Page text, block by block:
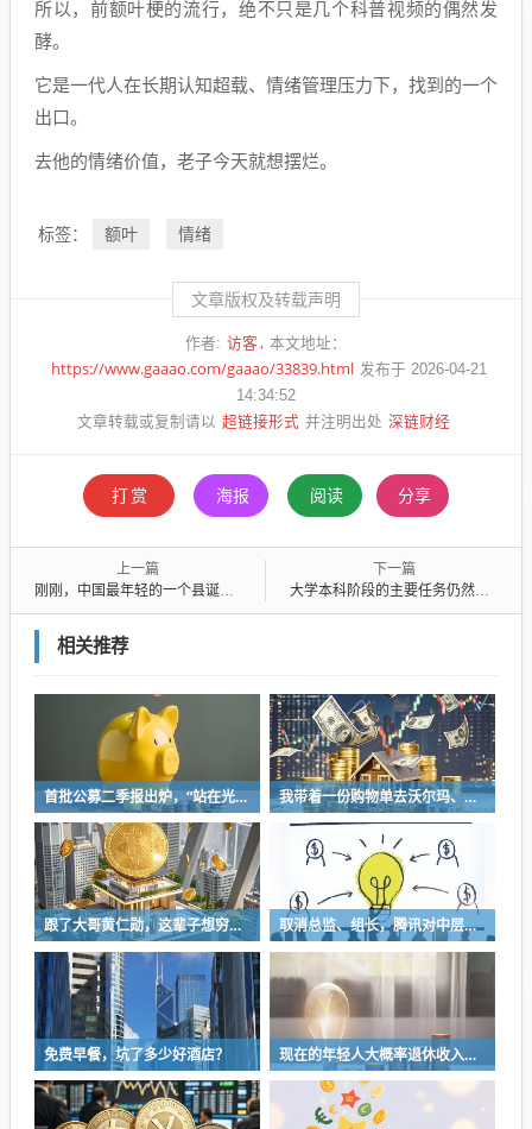
所以，前额叶梗的流行，绝不只是几个科普视频的偶然发
酵。
它是一代人在长期认知超载、情绪管理压力下，找到的一个
出口。
去他的情绪价值，老子今天就想摆烂。
标签： 额叶 情绪
文章版权及转载声明
作者: 访客 本文地址：
https://www.gaaao.com/gaaao/33839.html 发布于 2026-04-21
14:34:52
文章转载或复制请以 超链接形式 并注明出处 深链财经
打赏 海报 阅读 分享
上一篇
刚刚，中国最年轻的一个县诞生了，什么信号？
下一篇
大学本科阶段的主要任务仍然是打基础，所谓的“专业”离实际很远
相关推荐
首批公募二季报出炉，“站在光里”赢麻了，有基金大幅加仓中际旭创、新易盛 我带着一份购物单去沃尔玛、克罗格和亚马逊作价格对比，在完成购物后，赢家是…
跟了大哥黄仁勋，这辈子想穷也难了 取消总监、组长，腾讯对中层下手了
免费早餐，坑了多少好酒店？ 现在的年轻人大概率退休收入是远比不上上一辈的